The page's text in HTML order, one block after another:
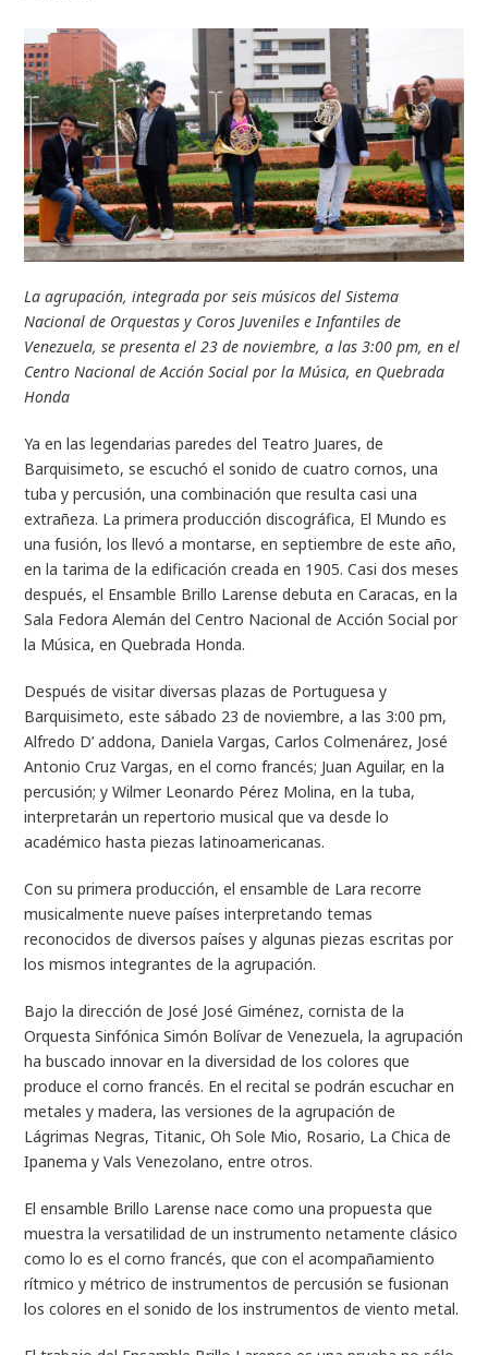
La agrupación, integrada por seis músicos del Sistema
Nacional de Orquestas y Coros Juveniles e Infantiles de
Venezuela, se presenta el 23 de noviembre, a las 3:00 pm, en el
Centro Nacional de Acción Social por la Música, en Quebrada
Honda
Ya en las legendarias paredes del Teatro Juares, de
Barquisimeto, se escuchó el sonido de cuatro cornos, una
tuba y percusión, una combinación que resulta casi una
extrañeza. La primera producción discográfica, El Mundo es
una fusión, los llevó a montarse, en septiembre de este año,
en la tarima de la edificación creada en 1905. Casi dos meses
después, el Ensamble Brillo Larense debuta en Caracas, en la
Sala Fedora Alemán del Centro Nacional de Acción Social por
la Música, en Quebrada Honda.
Después de visitar diversas plazas de Portuguesa y
Barquisimeto, este sábado 23 de noviembre, a las 3:00 pm,
Alfredo D’ addona, Daniela Vargas, Carlos Colmenárez, José
Antonio Cruz Vargas, en el corno francés; Juan Aguilar, en la
percusión; y Wilmer Leonardo Pérez Molina, en la tuba,
interpretarán un repertorio musical que va desde lo
académico hasta piezas latinoamericanas.
Con su primera producción, el ensamble de Lara recorre
musicalmente nueve países interpretando temas
reconocidos de diversos países y algunas piezas escritas por
los mismos integrantes de la agrupación.
Bajo la dirección de José José Giménez, cornista de la
Orquesta Sinfónica Simón Bolívar de Venezuela, la agrupación
ha buscado innovar en la diversidad de los colores que
produce el corno francés. En el recital se podrán escuchar en
metales y madera, las versiones de la agrupación de
Lágrimas Negras, Titanic, Oh Sole Mio, Rosario, La Chica de
Ipanema y Vals Venezolano, entre otros.
El ensamble Brillo Larense nace como una propuesta que
muestra la versatilidad de un instrumento netamente clásico
como lo es el corno francés, que con el acompañamiento
rítmico y métrico de instrumentos de percusión se fusionan
los colores en el sonido de los instrumentos de viento metal.